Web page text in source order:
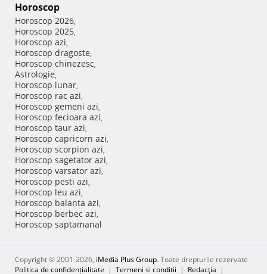
Horoscop
Horoscop 2026,
Horoscop 2025,
Horoscop azi,
Horoscop dragoste,
Horoscop chinezesc,
Astrologie,
Horoscop lunar,
Horoscop rac azi,
Horoscop gemeni azi,
Horoscop fecioara azi,
Horoscop taur azi,
Horoscop capricorn azi,
Horoscop scorpion azi,
Horoscop sagetator azi,
Horoscop varsator azi,
Horoscop pesti azi,
Horoscop leu azi,
Horoscop balanta azi,
Horoscop berbec azi,
Horoscop saptamanal
Copyright © 2001-2026, iMedia Plus Group. Toate drepturile rezervate
Politica de confidențialitate | Termeni si conditii | Redacţia |